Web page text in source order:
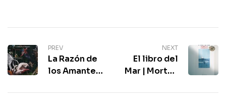
PREV
La Razón de
los Amantes |
Simonetti |
NEXT
El libro del
Mar | Morten
| Un libro